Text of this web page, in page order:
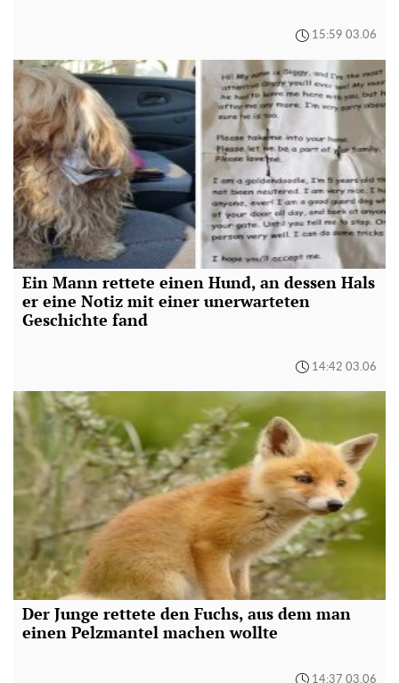
15:59 03.06
Ein Mann rettete einen Hund, an dessen Hals
er eine Notiz mit einer unerwarteten
Geschichte fand
14:42 03.06
Der Junge rettete den Fuchs, aus dem man
einen Pelzmantel machen wollte
14:37 03.06